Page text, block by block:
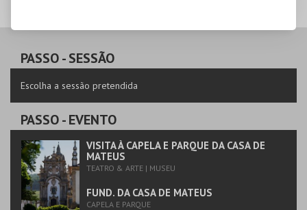
PASSO- SESSÃO
Escolha a sessão pretendida
PASSO- EVENTO
VISITA À CAPELA E PARQUE DA CASA DE
MATEUS
TEATRO & ARTE | MUSEU
FUND. DA CASA DE MATEUS
CAPELA E PARQUE